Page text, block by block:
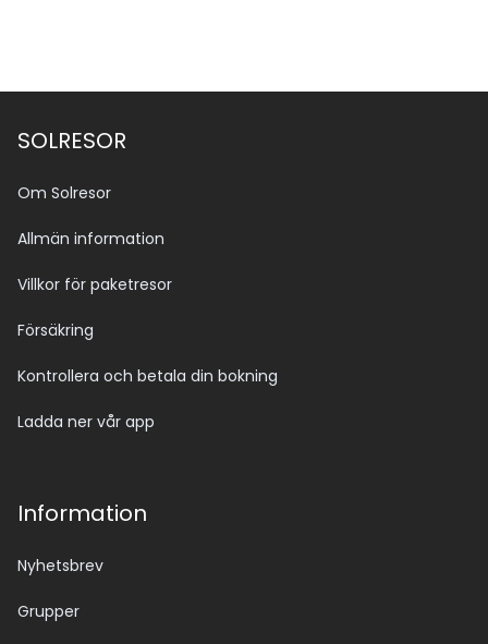
SOLRESOR
Om Solresor
Allmän information
Villkor för paketresor
Försäkring
Kontrollera och betala din bokning
Ladda ner vår app
Information
Nyhetsbrev
Grupper